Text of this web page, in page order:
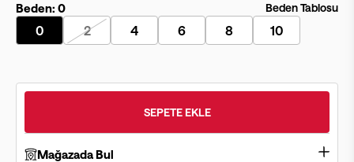
Beden: 0 Beden Tablosu
0 2 4 6 8 10
SEPETE EKLE
Mağazada Bul